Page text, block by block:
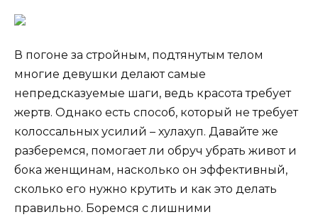
В погоне за стройным, подтянутым телом
многие девушки делают самые
непредсказуемые шаги, ведь красота требует
жертв. Однако есть способ, который не требует
колоссальных усилий – хулахуп. Давайте же
разберемся, помогает ли обруч убрать живот и
бока женщинам, насколько он эффективный,
сколько его нужно крутить и как это делать
правильно. Боремся с лишними